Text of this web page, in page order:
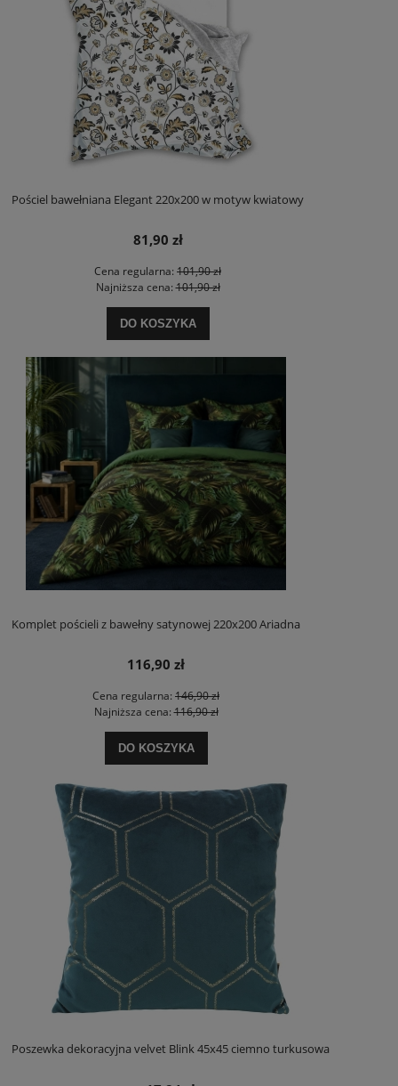
Pościel bawełniana Elegant 220x200 w motyw kwiatowy
81,90 zł
Cena regularna: 101,90 zł
Najniższa cena:101,90 zł
DO KOSZYKA
Komplet pościeli z bawełny satynowej 220x200 Ariadna
116,90 zł
Cena regularna: 146,90 zł
Najniższa cena:116,90 zł
DO KOSZYKA
Poszewka dekoracyjna velvet Blink 45x45 ciemno turkusowa